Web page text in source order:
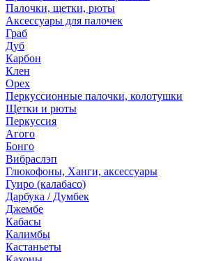
Палочки, щетки, рюты
Аксессуары для палочек
Граб
Дуб
Карбон
Клен
Орех
Перкуссионные палочки, колотушки
Щетки и рюты
Перкуссия
Агого
Бонго
Вибраслэп
Глюкофоны, Ханги, аксессуары
Гуиро (калабасо)
Дарбука / Думбек
Джембе
Кабасы
Калимбы
Кастаньеты